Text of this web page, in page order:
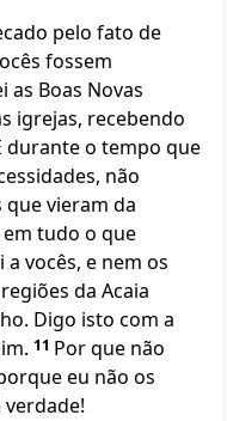
pelo fato de
fossem
as Boas Novas
igrejas, recebendo
durante o tempo que
não
vieram da
tudo o que
vocês, e nem os
da Acaia
Digo isto com a
11 Por que não
eu não os
verdade!